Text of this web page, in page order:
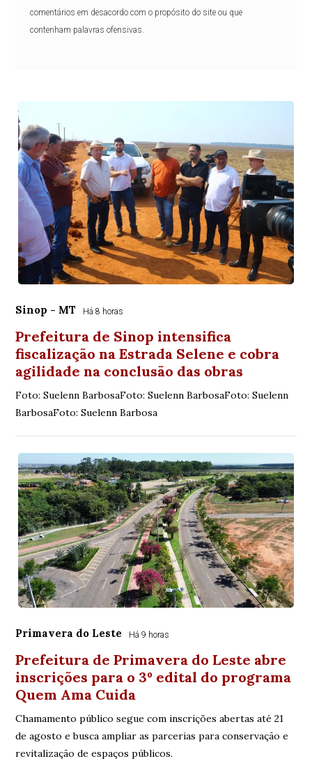
comentários em desacordo com o propósito do site ou que
contenham palavras ofensivas.
Sinop - MT Há 8 horas
Prefeitura de Sinop intensifica
fiscalização na Estrada Selene e cobra
agilidade na conclusão das obras
Foto: Suelenn BarbosaFoto: Suelenn BarbosaFoto: Suelenn
BarbosaFoto: Suelenn Barbosa
Primavera do Leste Há 9 horas
Prefeitura de Primavera do Leste abre
inscrições para o 3º edital do programa
Quem Ama Cuida
Chamamento público segue com inscrições abertas até 21
de agosto e busca ampliar as parcerias para conservação e
revitalização de espaços públicos.